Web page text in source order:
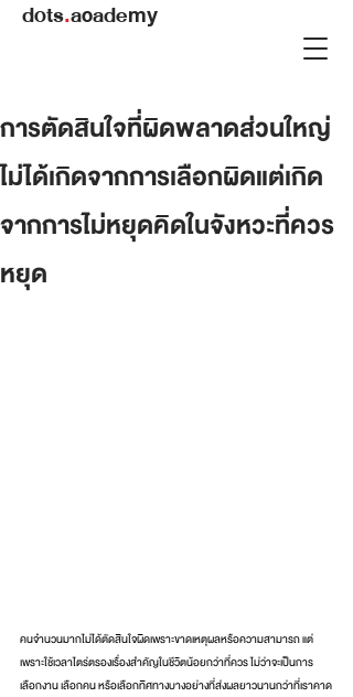
dots.academy
การตัดสินใจที่ผิดพลาดส่วนใหญ่
ไม่ได้เกิดจากการเลือกผิดแต่เกิด
จากการไม่หยุดคิดในจังหวะที่ควร
หยุด
คนจำนวนมากไม่ได้ตัดสินใจผิดเพราะขาดเหตุผลหรือความสามารถ แต่
เพราะใช้เวลาไตร่ตรองเรื่องสำคัญในชีวิตน้อยกว่าที่ควร ไม่ว่าจะเป็นการ
เลือกงาน เลือกคน หรือเลือกทิศทางบางอย่างที่ส่งผลยาวนานกว่าที่เราคาด